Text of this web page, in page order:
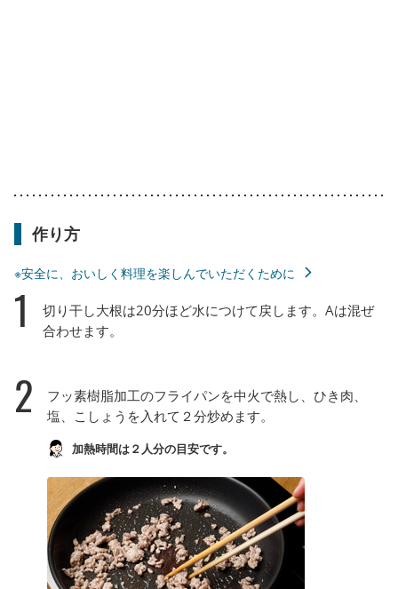
作り方
※安全に、おいしく料理を楽しんでいただくために
1
切り干し大根は20分ほど水につけて戻します。Aは混ぜ
合わせます。
2
フッ素樹脂加工のフライパンを中火で熱し、ひき肉、
塩、こしょうを入れて２分炒めます。
加熱時間は２人分の目安です。